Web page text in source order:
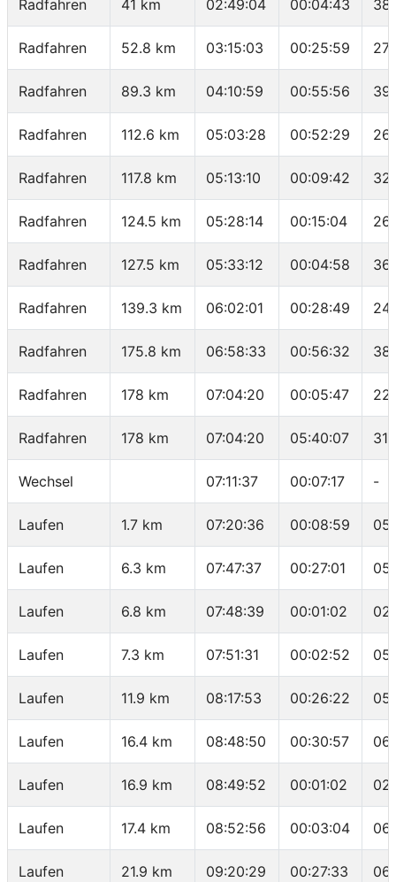
Radfahren 41 km 02:49:04 00:04:43
Radfahren 52.8 km 03:15:03 00:25:59
Radfahren 89.3 km 04:10:59 00:55:56
Radfahren 112.6 km 05:03:28 00:52:29
Radfahren 117.8 km 05:13:10 00:09:42
Radfahren 124.5 km 05:28:14 00:15:04
Radfahren 127.5 km 05:33:12 00:04:58
Radfahren 139.3 km 06:02:01 00:28:49
Radfahren 175.8 km 06:58:33 00:56:32
Radfahren 178 km 07:04:20 00:05:47
Radfahren 178 km 07:04:20 05:40:07
Wechsel 07:11:37 00:07:17 -
Laufen 1.7 km 07:20:36 00:08:59
Laufen 6.3 km 07:47:37 00:27:01
Laufen 6.8 km 07:48:39 00:01:02
Laufen 7.3 km 07:51:31 00:02:52
Laufen 11.9 km 08:17:53 00:26:22
Laufen 16.4 km 08:48:50 00:30:57
Laufen 16.9 km 08:49:52 00:01:02
Laufen 17.4 km 08:52:56 00:03:04
Laufen 21.9 km 09:20:29 00:27:33